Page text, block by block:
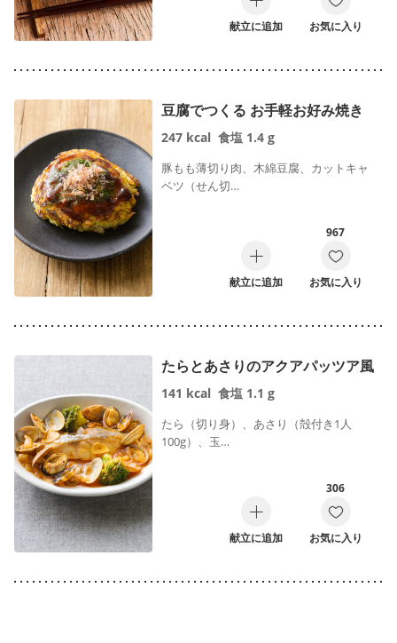
献立に追加 お気に入り
豆腐でつくる お手軽お好み焼き
247 kcal 食塩 1.4 g
豚もも薄切り肉、木綿豆腐、カットキャ
ベツ（せん切…
献立に追加
967
お気に入り
たらとあさりのアクアパッツア風
141 kcal 食塩 1.1 g
たら（切り身）、あさり（殻付き1人
100g）、玉…
献立に追加
306
お気に入り